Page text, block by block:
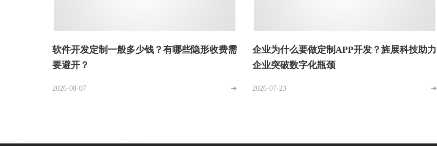
软件开发定制一般多少钱？有哪些隐形收费需
要避开？
2026-08-07 ➜
企业为什么要做定制APP开发？旌展科技助力
企业突破数字化瓶颈
2026-07-23 ➜